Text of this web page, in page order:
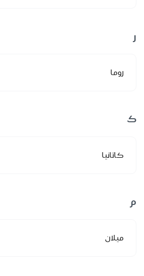
ر
روما
ك
كاتانيا
م
ميلان